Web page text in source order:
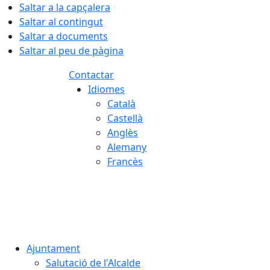
Saltar a la capçalera
Saltar al contingut
Saltar a documents
Saltar al peu de pàgina
Contactar
Idiomes
Català
Castellà
Anglès
Alemany
Francès
Ajuntament
Salutació de l'Alcalde